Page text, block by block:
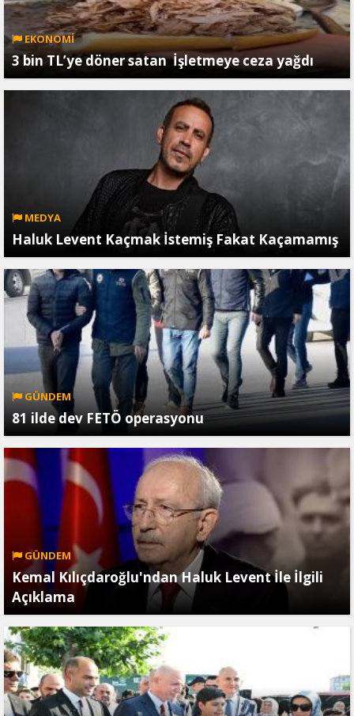
EKONOMİ
3 bin TL’ye döner satan İşletmeye ceza yağdı
MEDYA
Haluk Levent Kaçmak İstemiş Fakat Kaçamamış
GÜNDEM
81 ilde dev FETÖ operasyonu
GÜNDEM
Kemal Kılıçdaroğlu'ndan Haluk Levent İle İlgili
Açıklama